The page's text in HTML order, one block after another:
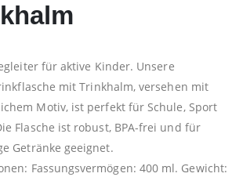
für aktive Kinder. Unsere
mit Trinkhalm, versehen mit
Motiv, ist perfekt für Schule, Sport
Flasche ist robust, BPA-frei und für
Getränke geeignet.
Fassungsvermögen: 400 ml. Gewicht: